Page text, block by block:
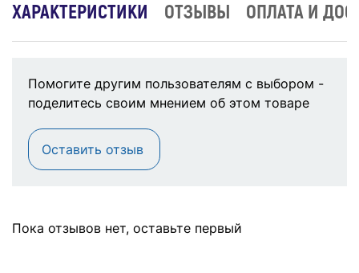
ХАРАКТЕРИСТИКИ ОТЗЫВЫ ОПЛАТА И
Помогите другим пользователям с выбором -
поделитесь своим мнением об этом товаре
Оставить отзыв
Пока отзывов нет, оставьте первый